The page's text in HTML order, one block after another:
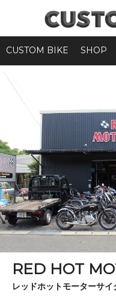
CUSTOM BIKE SHOP
RED HOT
レッドホットモーターサイ